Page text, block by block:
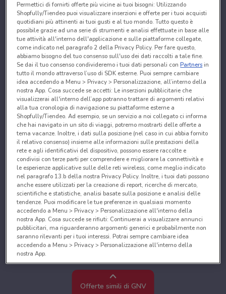
Offerte simili di GNV
Permettici di fornirti offerte più vicine ai tuoi bisogni: Utilizzando
Shopfully/Tiendeo puoi visualizzare inserzioni e offerte per i tuoi acquisti
quotidiani più attinenti ai tuoi gusti e al tuo mondo. Tutto questo è
possibile grazie ad una serie di strumenti e analisi effettuate in base alle
tue attività all'interno dell'applicazione e sulle piattaforme collegate,
come indicato nel paragrafo 2 della Privacy Policy. Per fare questo,
abbiamo bisogno del tuo consenso sull'uso dei dati raccolti a tale fine.
Se dai il tuo consenso condivideremo i tuoi dati personali conPartnersin
tutto il mondo attraverso l’uso di SDK esterne. Puoi sempre cambiare
idea accedendo a Menu > Privacy > Personalizzazione, all’interno della
nostra App. Cosa succede se accetti: Le inserzioni pubblicitarie che
visualizzerai all'interno dell’app potranno trattare di argomenti relativi
alla tua cronologia di navigazione su piattaforme esterne a
Shopfully/Tiendeo. Ad esempio, se un servizio a noi collegato ci informa
che hai navigato in un sito di viaggi, potremo mostrarti delle offerte a
tema vacanze. Inoltre, i dati sulla posizione (nel caso in cui abbia fornito
il relativo consenso) insieme alle informazioni sulle prestazioni della
rete e agli identificativi del dispositivo, possono essere raccolte e
condivisi con terze parti per comprendere e migliorare la connettività e
le esperienze applicative sulle delle reti wireless, come meglio indicato
nel paragrafo 13.b della nostra Privacy Policy. Inoltre, i tuoi dati possono
anche essere utilizzati per la creazione di report, ricerche di mercato,
scientifiche e statistiche, analisi basate sulla posizione e analisi delle
tendenze. Puoi modificare le tue preferenze in qualsiasi momento
accedendo a Menu > Privacy > Personalizzazione all'interno della
nostra App. Cosa succede se rifiuti: Continuerai a visualizzare annunci
pubblicitari, ma riguarderanno argomenti generici e probabilmente non
saranno rilevanti per i tuoi interessi. Potrai sempre cambiare idea
accedendo a Menu > Privacy > Personalizzazione all'interno della
nostra App.
Noi e i nostri partner trattiamo i dati per fornire:
Utilizzare dati di geolocalizzazione precisi. Scansione attiva delle
caratteristiche del dispositivo ai fini dell’identificazione. Archiviare